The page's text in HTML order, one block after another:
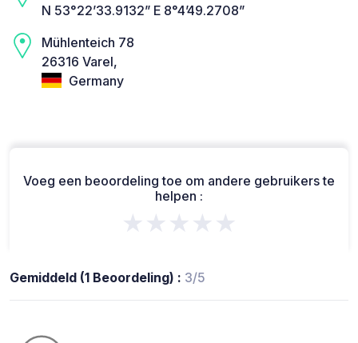
N 53°22’33.9132” E 8°4’49.2708”
Mühlenteich 78
26316 Varel,
Germany
Voeg een beoordeling toe om andere gebruikers te
helpen :
★★★★★
Gemiddeld (1 Beoordeling) : 3/5